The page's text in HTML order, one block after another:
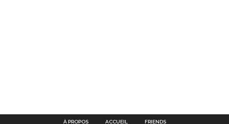
À PROPOS ACCUEIL FRIENDS